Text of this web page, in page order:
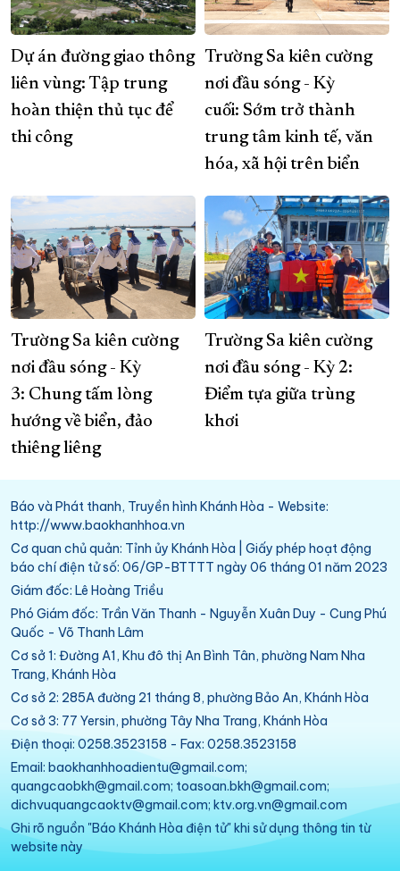
Dự án đường giao thông
liên vùng: Tập trung
hoàn thiện thủ tục để
thi công
Trường Sa kiên cường
nơi đầu sóng - Kỳ
cuối: Sớm trở thành
trung tâm kinh tế, văn
hóa, xã hội trên biển
Trường Sa kiên cường
nơi đầu sóng - Kỳ
3: Chung tấm lòng
hướng về biển, đảo
thiêng liêng
Trường Sa kiên cường
nơi đầu sóng - Kỳ 2:
Điểm tựa giữa trùng
khơi
Báo và Phát thanh, Truyền hình Khánh Hòa - Website:
http://www.baokhanhhoa.vn
Cơ quan chủ quản: Tỉnh ủy Khánh Hòa | Giấy phép hoạt động
báo chí điện tử số: 06/GP-BTTTT ngày 06 tháng 01 năm 2023
Giám đốc: Lê Hoàng Triều
Phó Giám đốc: Trần Văn Thanh - Nguyễn Xuân Duy - Cung Phú
Quốc - Võ Thanh Lâm
Cơ sở 1: Đường A1, Khu đô thị An Bình Tân, phường Nam Nha
Trang, Khánh Hòa
Cơ sở 2: 285A đường 21 tháng 8, phường Bảo An, Khánh Hòa
Cơ sở 3: 77 Yersin, phường Tây Nha Trang, Khánh Hòa
Điện thoại: 0258.3523158 - Fax: 0258.3523158
Email: baokhanhhoadientu@gmail.com;
quangcaobkh@gmail.com; toasoan.bkh@gmail.com;
dichvuquangcaoktv@gmail.com; ktv.org.vn@gmail.com
Ghi rõ nguồn "Báo Khánh Hòa điện tử" khi sử dụng thông tin từ
website này